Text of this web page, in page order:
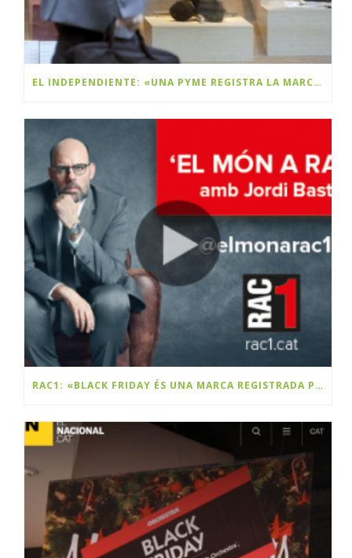
EL INDEPENDIENTE: «UNA PYME REGISTRA LA MARCA BLACK FRIDAY Y PLANEA COBRAR DERECHOS A LAS MULTINACIONALES»
RAC1: «BLACK FRIDAY ÉS UNA MARCA REGISTRADA PER UNA EMPRESA CATALANA»